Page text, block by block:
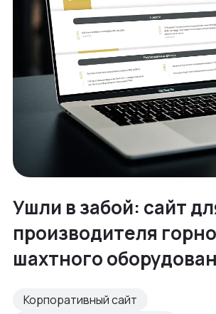
Ушли в забой: сайт
производителя
шахтного
Корпоративный сайт